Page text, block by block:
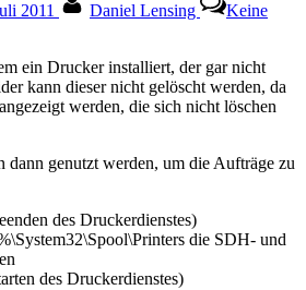
2011 Daniel Lensing
Keine
ein Drucker installiert, der gar nicht
kann dieser nicht gelöscht werden, da
werden, die sich nicht löschen
dann genutzt werden, um die Aufträge zu
des Druckerdienstes)
die SDH- und
des Druckerdienstes)